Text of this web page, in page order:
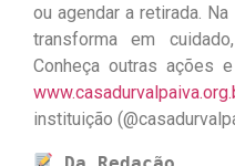
ou agendar a retirada.
transforma em
Conheça outras ações
instituição